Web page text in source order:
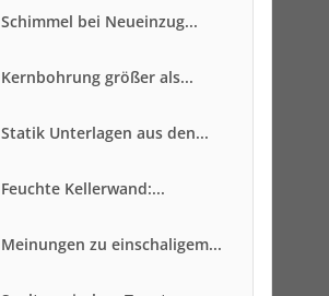
Schimmel bei Neueinzug...
Kernbohrung größer als...
Statik Unterlagen aus den...
Feuchte Kellerwand:...
Meinungen zu einschaligem...